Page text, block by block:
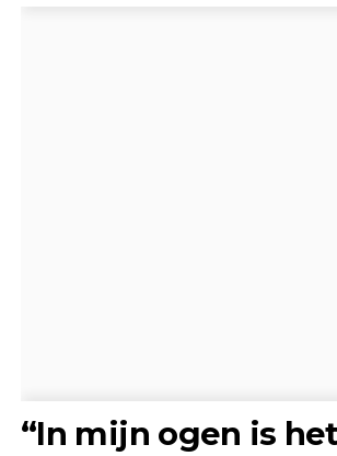
“In mijn ogen is